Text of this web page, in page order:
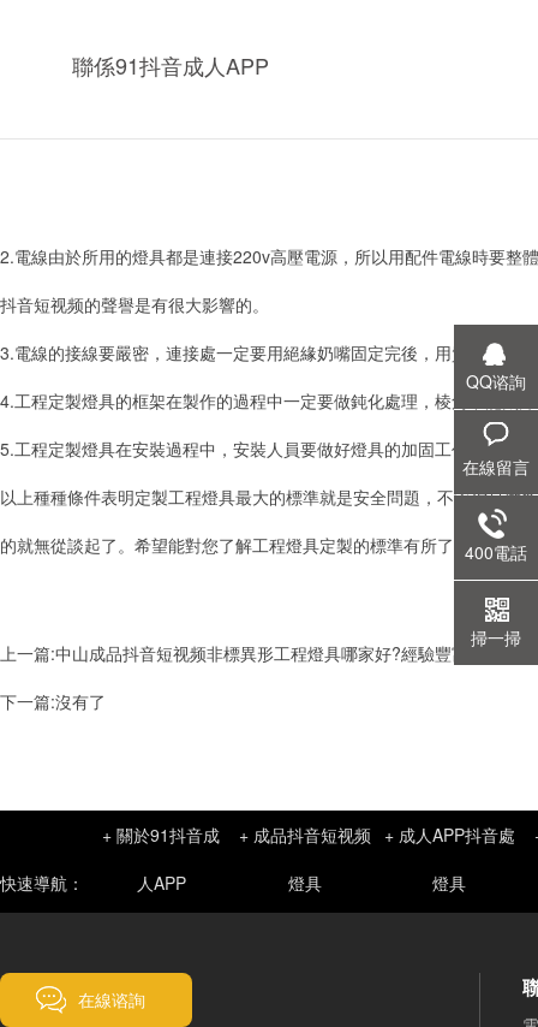
聯係91抖音成人APP
QQ谘詢
在線留言
400電話
掃一掃
天馬星空，相出一些不切實際的超出零界點的燈具，很容易出現事故。
2.電線由於所用的燈具都是連接220v高壓電源，所以用配件電線時要整體考
抖音短视频的聲譽是有很大影響的。
3.電線的接線要嚴密，連接處一定要用絕緣奶嘴固定完後，用質量好的電
4.工程定製燈具的框架在製作的過程中一定要做鈍化處理，棱角不能太鋒利
5.工程定製燈具在安裝過程中，安裝人員要做好燈具的加固工作，由
以上種種條件表明定製工程燈具最大的標準就是安全問題，不管你是做多大
的就無從談起了。希望能對您了解工程燈具定製的標準有所了解，若
上一篇:中山成品抖音短视频非標異形工程燈具哪家好?經驗豐富的廠家
下一篇:沒有了
快速導航：
+ 關於91抖音成
人APP
+ 成品抖音短视频
燈具
+ 成人APP抖音處
燈具
在線谘詢